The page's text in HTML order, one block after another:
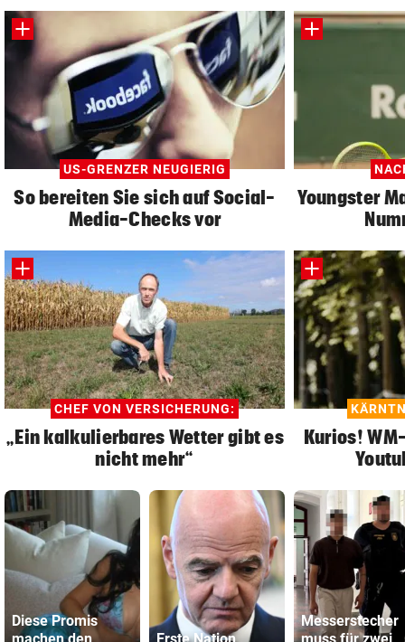
US-GRENZER NEUGIERIG
So bereiten Sie sich auf Social-
Media-Checks vor
Youngster
CHEF VON VERSICHERUNG:
„Ein kalkulierbares Wetter gibt es
nicht mehr“
Kurios!
Diese Promis
Messerstecher